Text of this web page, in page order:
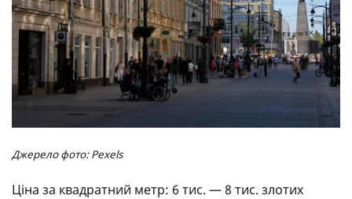
Джерело фото: Pexels
Ціна за квадратний метр: 6 тис. — 8 тис. злотих